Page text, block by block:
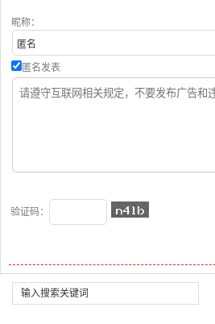
昵称：
匿名发表
验证码：